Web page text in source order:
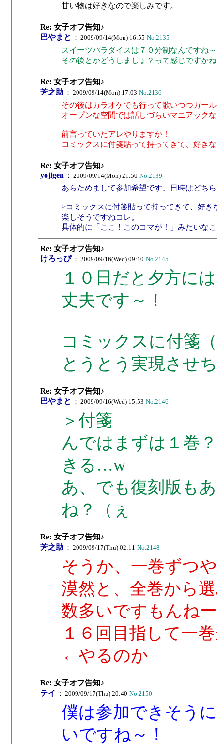
甘い物は好きなので楽しみです。
Re: 女子オフ告知♪
巴やまと ： 2009/09/14(Mon) 16:55 No.2135
スイーツパラダイスは７０分制なんですね
その後とかどうしましょ？って感じですか
Re: 女子オフ告知♪
芳之助 ： 2009/09/14(Mon) 17:03 No.2136
その後はカラオケでも行って歌いつつガー
オープンな空間では話しづらいマニアック
前言っていたアレやりますか！
コミックスに付箋貼って持ってきて、好き
Re: 女子オフ告知♪
yojigen： 2009/09/14(Mon) 21:50 No.2139
あらためまして参加希望です。日時はどち
>コミックスに付箋貼って持ってきて、好
楽しそうですねコレ。
具体的に「ここ！このコマが！」みたいな
Re: 女子オフ告知♪
けろっぴ： 2009/09/16(Wed) 09:10 No.2145
１０日だと夕方に
丈夫です～！
コミックスに付箋
とうとう実現させ
Re: 女子オフ告知♪
巴やまと ： 2009/09/16(Wed) 15:53 No.2146
＞付箋
んではまずは１巻
きる…w
あ、でも復刻版も
ね？（ぇ
Re: 女子オフ告知♪
芳之助 ： 2009/09/17(Thu) 02:11 No.2148
そうか、一巻ずつ
漠然と、全巻から
数多いですもんね
１６回目指して一
←やるのか
Re: 女子オフ告知♪
テイ ： 2009/09/17(Thu) 20:40 No.2150
僕は参加できそう
いですね～！